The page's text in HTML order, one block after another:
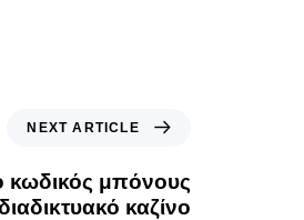
NEXT ARTICLE
κωδικός μπόνους
καζίνο